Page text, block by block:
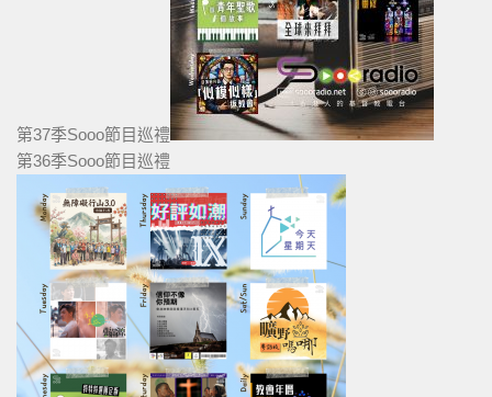
第37季Sooo節目巡禮
第36季Sooo節目巡禮